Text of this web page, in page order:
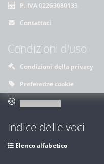
P. IVA 02263080133
Contattaci
Condizioni d'uso
Condizioni della privacy
Preferenze cookie
Indice delle voci
Elenco alfabetico